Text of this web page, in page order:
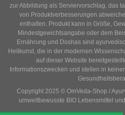
zur Abbildung als Serviervorschlag, das
von Produktverbesserungen
enthalten. Produkt kann in Größe,
Mindestgewichtsangabe oder dem
Ernährung und Doshas sind
Heilkunst, die in der modernen
auf dieser Website
Informationszwecken und stellen in
Copyright 2025 © OmVeda-Shop /
umweltbewusste BIO Lebensmittel